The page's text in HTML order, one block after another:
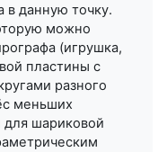
в данную точку.
можно
(игрушка,
пластины с
разного
меньших
для шариковой